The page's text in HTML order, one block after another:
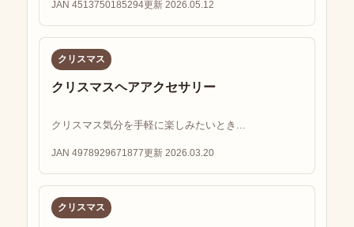
JAN 4513750185294更新 2026.05.12
クリスマス
クリスマスヘアアクセサリー
クリスマス気分を手軽に楽しみたいとき...
JAN 4978929671877更新 2026.03.20
クリスマス